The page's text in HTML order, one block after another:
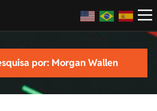
por: Morgan Wallen